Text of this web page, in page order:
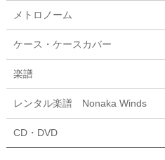
メトロノーム
ケース・ケースカバー
楽譜
レンタル楽譜 Nonaka Winds
CD・DVD